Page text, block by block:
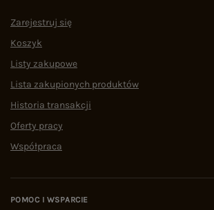
Zarejestruj się
Koszyk
Listy zakupowe
Lista zakupionych produktów
Historia transakcji
Oferty pracy
Współpraca
POMOC I WSPARCIE